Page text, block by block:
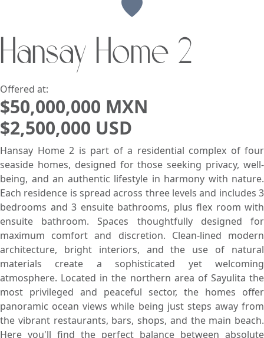
Beach/Ocean Front Only
Lowest Price First
Hansay Home 2
Offered at:
$50,000,000 MXN
$2,500,000 USD
Hansay Home 2 is part of a residential complex of four
seaside homes, designed for those seeking privacy, well-
being, and an authentic lifestyle in harmony with nature.
Each residence is spread across three levels and includes 3
bedrooms and 3 ensuite bathrooms, plus flex room with
ensuite bathroom. Spaces thoughtfully designed for
maximum comfort and discretion. Clean-lined modern
architecture, bright interiors, and the use of natural
materials create a sophisticated yet welcoming
atmosphere. Located in the northern area of Sayulita the
most privileged and peaceful sector, the homes offer
panoramic ocean views while being just steps away from
the vibrant restaurants, bars, shops, and the main beach.
Here you'll find the perfect balance between absolute